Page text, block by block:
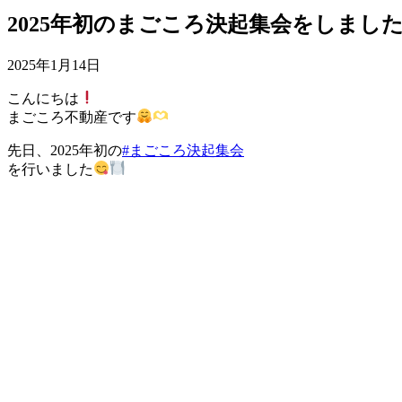
2025年初のまごころ決起集会をしまし
2025年1月14日
こんにちは
まごころ不動産です
先日、2025年初の#まごころ決起集会
を行いました